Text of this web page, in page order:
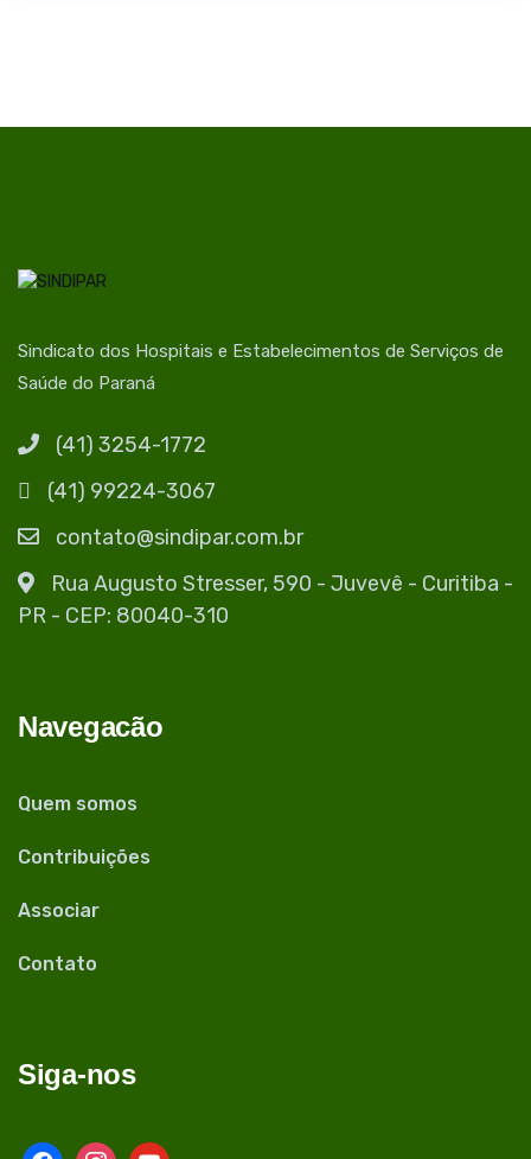
Sindicato dos Hospitais e Estabelecimentos de Serviços de
Saúde do Paraná
(41) 3254-1772
(41) 99224-3067
contato@sindipar.com.br
Rua Augusto Stresser, 590 - Juvevê - Curitiba -
PR - CEP: 80040-310
Navegacão
Quem somos
Contribuições
Associar
Contato
Siga-nos
facebookinstagram
youtube